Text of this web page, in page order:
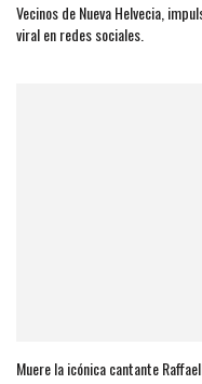
Vecinos de Nueva Helvecia,
viral en redes sociales.
Muere la icónica cantante